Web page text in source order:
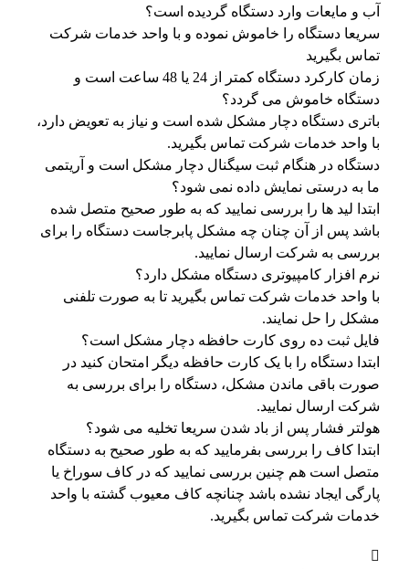
آب و مایعات وارد دستگاه گردیده است؟
سریعا دستگاه را خاموش نموده و با واحد خدمات شرکت
تماس بگیرید
زمان کارکرد دستگاه کمتر از 24 یا 48 ساعت است و
دستگاه خاموش می گردد؟
باتری دستگاه دچار مشکل شده است و نیاز به تعویض دارد،
با واحد خدمات شرکت تماس بگیرید.
دستگاه در هنگام ثبت سیگنال دچار مشکل است و آریتمی
ما به درستی نمایش داده نمی شود؟
ابتدا لید ها را بررسی نمایید که به طور صحیح متصل شده
باشد پس از آن چنان چه مشکل پابرجاست دستگاه را برای
بررسی به شرکت ارسال نمایید.
نرم افزار کامپیوتری دستگاه مشکل دارد؟
با واحد خدمات شرکت تماس بگیرید تا به صورت تلفنی
مشکل را حل نمایند.
فایل ثبت ده روی کارت حافظه دچار مشکل است؟
ابتدا دستگاه را با یک کارت حافظه دیگر امتحان کنید در
صورت باقی ماندن مشکل، دستگاه را برای بررسی به
شرکت ارسال نمایید.
هولتر فشار پس از باد شدن سریعا تخلیه می شود؟
ابتدا کاف را بررسی بفرمایید که به طور صحیح به دستگاه
متصل است هم چنین بررسی نمایید که در کاف سوراخ یا
پارگی ایجاد نشده باشد چنانچه کاف معیوب گشته با واحد
خدمات شرکت تماس بگیرید.